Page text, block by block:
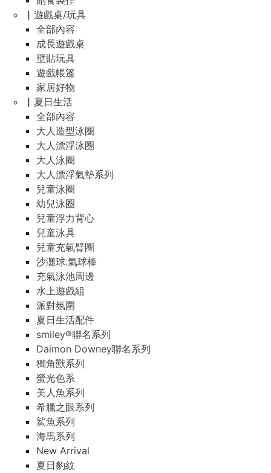
▏遊戲桌/玩具
全部內容
成長遊戲桌
壁貼玩具
遊戲帳篷
家居好物
▏夏日生活
全部內容
大人造型泳圈
大人漂浮泳圈
大人泳圈
大人漂浮氣墊系列
兒童泳圈
幼兒泳圈
兒童浮力背心
兒童泳具
兒童充氣臂圈
沙灘球.氣球棒
充氣泳池周邊
水上遊戲組
派對氛圍
夏日生活配件
smiley®聯名系列
Daimon Downey聯名系列
獨角獸系列
螢光色系
美人魚系列
希臘之眼系列
鯊魚系列
海馬系列
New Arrival
夏日豹紋